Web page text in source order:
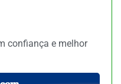
confiança e melhor